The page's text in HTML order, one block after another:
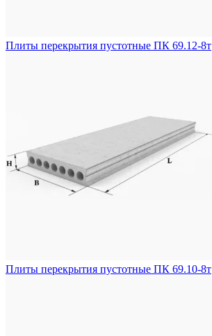
Плиты перекрытия пустотные ПК 69.12-8т
Плиты перекрытия пустотные ПК 69.10-8т